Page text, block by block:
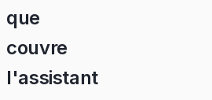
que
couvre
l'assistant